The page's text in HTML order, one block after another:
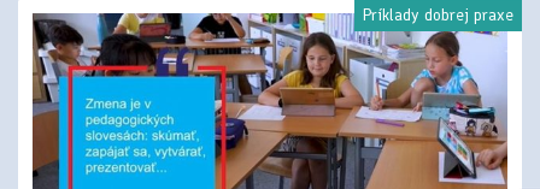
Príklady dobrej praxe